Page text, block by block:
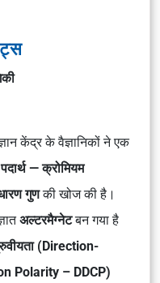
केंद्र के वैज्ञानिकों ने एक
— क्रोमियम
गुणकी खोज की है।
अल्टरमैग्नेटबन गया है
(Direction-
Polarity – DDCP)